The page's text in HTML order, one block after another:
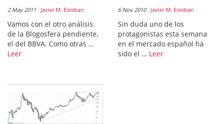
2 May 2011 Javier M. Esteban
Vamos con el otro análisis
de la Blogosfera pendiente,
el del BBVA. Como otras …
Leer
6 Nov 2010 Javier M. Esteban
Sin duda uno de los
protagonistas esta semana
en el mercado español ha
sido el … Leer